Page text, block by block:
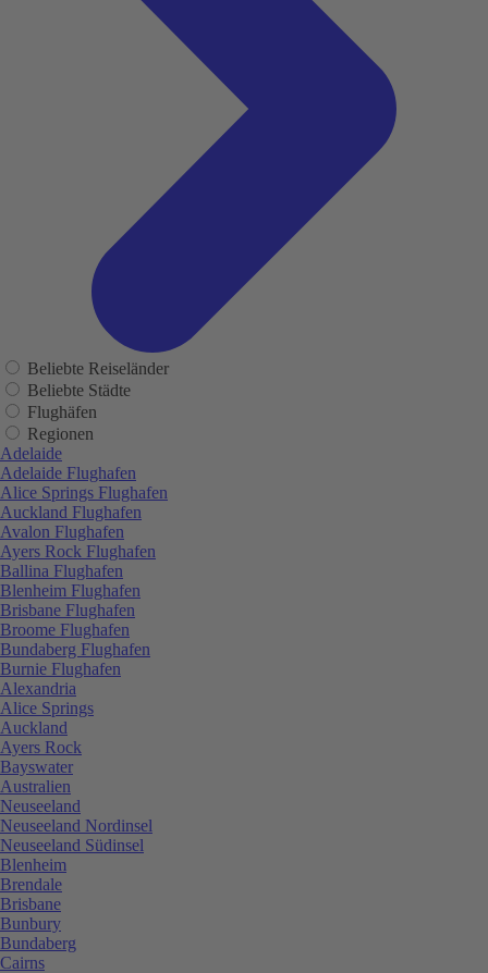
Beliebte Reiseländer
Beliebte Städte
Flughäfen
Regionen
Adelaide
Adelaide Flughafen
Alice Springs Flughafen
Auckland Flughafen
Avalon Flughafen
Ayers Rock Flughafen
Ballina Flughafen
Blenheim Flughafen
Brisbane Flughafen
Broome Flughafen
Bundaberg Flughafen
Burnie Flughafen
Alexandria
Alice Springs
Auckland
Ayers Rock
Bayswater
Australien
Neuseeland
Neuseeland Nordinsel
Neuseeland Südinsel
Blenheim
Brendale
Brisbane
Bunbury
Bundaberg
Cairns